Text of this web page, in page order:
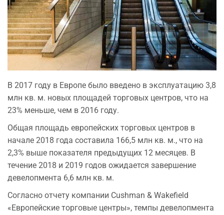
В 2017 году в Европе было введено в эксплуатацию 3,8
млн кв. м. новых площадей торговых центров, что на
23% меньше, чем в 2016 году.
Общая площадь европейских торговых центров в
начале 2018 года составила 166,5 млн кв. м., что на
2,3% выше показателя предыдущих 12 месяцев. В
течение 2018 и 2019 годов ожидается завершение
девелопмента 6,6 млн кв. м.
Согласно отчету компании Cushman & Wakefield
«Европейские торговые центры», темпы девелопмента